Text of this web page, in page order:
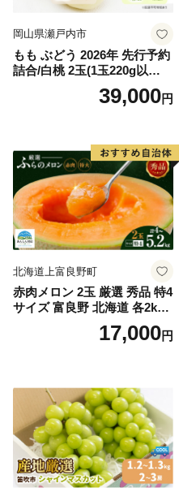
岡山県瀬戸内市
もも ぶどう 2026年 先行予約
詰合/白桃 2玉(1玉220g以
上)・シャインマスカット 晴
39,000円
北海道上富良野町
赤肉メロン 2玉 厳選 秀品 特4
サイズ 富良野 北海道 各2kg
～2.6kg 2玉 セット ファーム
富良野 メロン めろん 果物 く
17,000円